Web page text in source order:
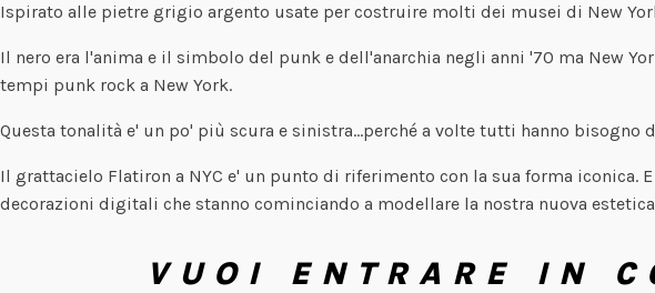
Ispirato alle pietre grigio argento usate per costruire molti dei musei di New
Il nero era l'anima e il simbolo del punk e dell'anarchia negli anni '70 ma New
tempi punk rock a New York.
Questa tonalità e' un po' più scura e sinistra…perché a volte tutti hanno bisogno
Il grattacielo Flatiron a NYC e' un punto di riferimento con la sua forma iconica.
decorazioni digitali che stanno cominciando a modellare la nostra nuova
VUOI ENTRARE IN